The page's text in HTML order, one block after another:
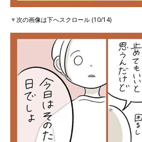
▼次の画像は下へスクロール (10/14)